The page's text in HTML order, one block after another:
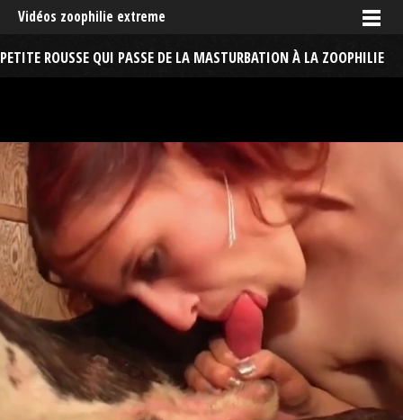
Vidéos zoophilie extreme
PETITE ROUSSE QUI PASSE DE LA MASTURBATION À LA ZOOPHILIE